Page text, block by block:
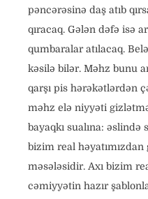
pəncərəsinə daş atıb
qıracaq. Gələn dəfə isə
qumbaralar atılacaq.
kəsilə bilər. Məhz bunu
qarşı pis hərəkətlərdən
məhz elə niyyəti
bayaqkı sualına:
bizim real
məsələsidir. Axı bizim
cəmiyyətin hazır